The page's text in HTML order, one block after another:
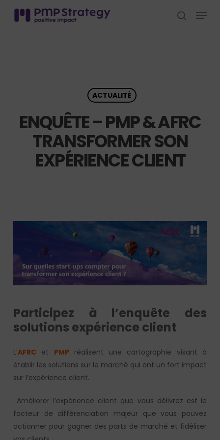
search
Menu
ACTUALITÉ
ENQUÊTE – PMP & AFRC
TRANSFORMER SON
EXPÉRIENCE CLIENT
Participez à l’enquête des
solutions expérience client
L’AFRC et PMPréalisent une cartographie visant à
établir les solutions sur le marché qui ont un fort impact
sur l’expérience client.
Améliorer l’expérience client que vous délivrez est le
facteur de différenciation majeur que vous pouvez
actionner pour gagner des parts de marché et fidéliser